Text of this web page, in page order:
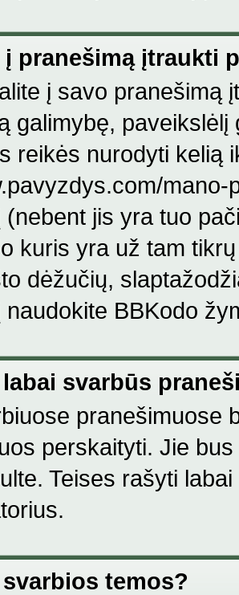
į pranešimą įtraukti
į savo pranešimą
galimybę,
reikės nurodyti kelią
(nebent jis yra tuo
kuris yra už tam
dėžučių,
naudokite BBKodo
svarbūs
pranešimuose
perskaityti. Jie
Teises rašyti
temos?